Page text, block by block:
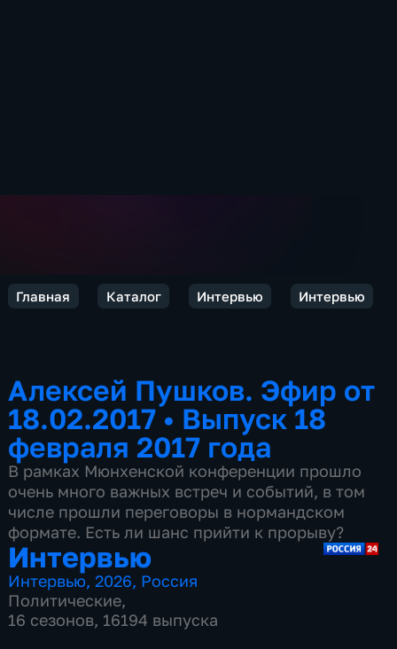
Главная Каталог Интервью Интервью
Алексей Пушков. Эфир от
18.02.2017• Выпуск 18
февраля 2017 года
В рамках Мюнхенской конференции прошло
очень много важных встреч и событий, в том
числе прошли переговоры в нормандском
формате. Есть ли шанс прийти к прорыву?
Интервью
Интервью,2026, Россия
Политические,
16 сезонов, 16194 выпуска